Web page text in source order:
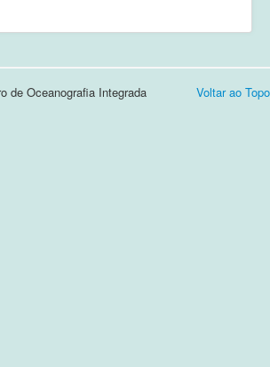
Voltar ao Topo
de Oceanografia Integrada